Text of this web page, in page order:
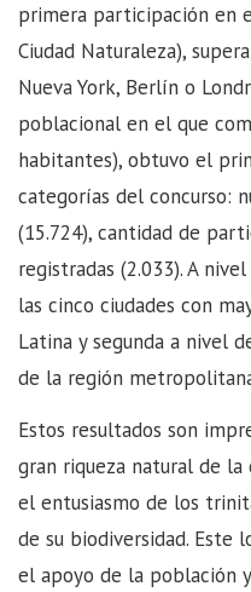
primera participación en
Ciudad Naturaleza),
Nueva York, Berlín o
poblacional en el que
habitantes), obtuvo el
categorías del concurso:
(15.724), cantidad de
registradas (2.033). A
las cinco ciudades con
Latina y segunda a nivel
de la región
Estos resultados son
gran riqueza natural de
el entusiasmo de los
de su biodiversidad. Este
el apoyo de la población